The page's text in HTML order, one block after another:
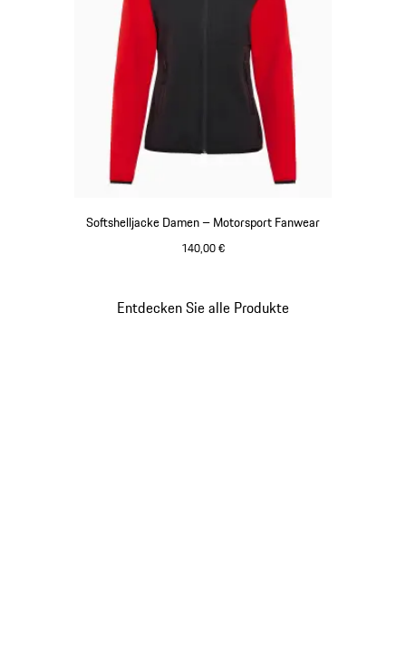
Softshelljacke Damen – Motorsport Fanwear
140,00 €
Entdecken Sie alle Produkte